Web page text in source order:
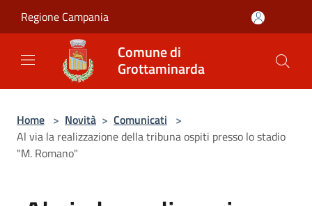
Regione Campania
Comune di
Grottaminarda
Home > Novità > Comunicati >
Al via la realizzazione della tribuna ospiti presso lo stadio
"M. Romano"